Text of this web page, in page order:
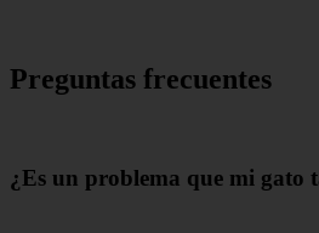
Preguntas frecuentes
¿Es un problema que mi gato